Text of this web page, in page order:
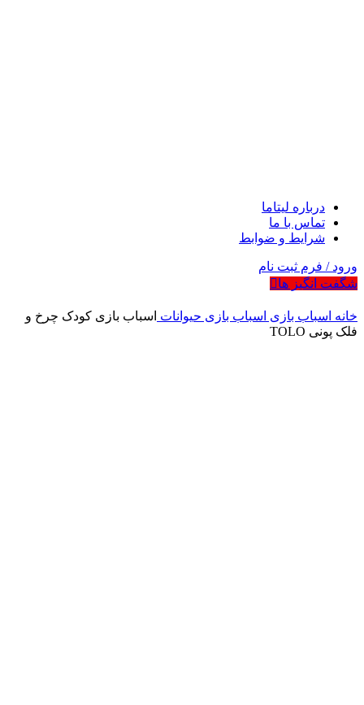
درباره لیتاما
تماس با ما
شرایط و ضوابط
ورود / فرم ثبت نام
شگفت انگیز ها
خانه اسباب بازی اسباب بازی حیوانات اسباب بازی کودک چرخ و
فلک پونی TOLO